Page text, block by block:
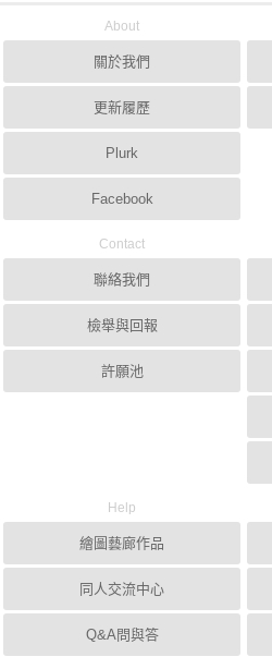
About
關於我們
更新履歷
Plurk
Facebook
Contact
聯絡我們
檢舉與回報
許願池
Help
繪圖藝廊作品
同人交流中心
Q&A問與答